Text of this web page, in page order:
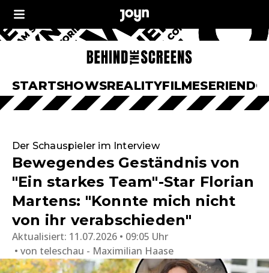
STARTSHOWSREALITYFILMESERIEN
Der Schauspieler im Interview
Bewegendes Geständnis von
"Ein starkes Team"-Star Florian
Martens: "Konnte mich nicht
von ihr verabschieden"
Aktualisiert: 11.07.2026 • 09:05 Uhr
von teleschau - Maximilian Haase